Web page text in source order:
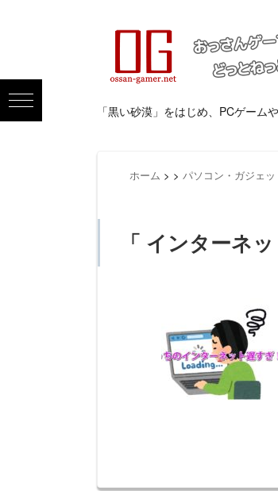
「黒い砂漠」をはじめ、PCゲーム
ホーム > > パソコン・ガジェッ
「 インターネ